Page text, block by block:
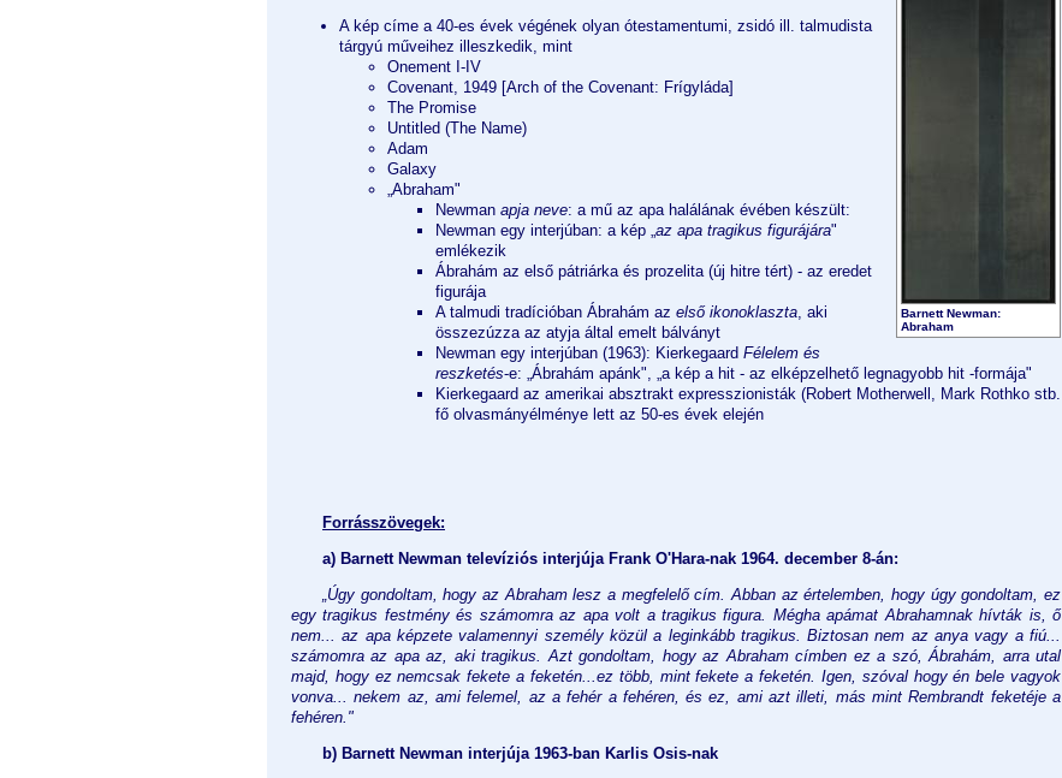
Barnett Newman:
Abraham
A kép címe a 40-es évek végének olyan ótestamentumi, zsidó ill. talmudista
tárgyú műveihez illeszkedik, mint
Onement I-IV
Covenant, 1949 [Arch of the Covenant: Frígyláda]
The Promise
Untitled (The Name)
Adam
Galaxy
„Abraham"
Newman apja neve: a mű az apa halálának évében készült:
Newman egy interjúban: a kép „ az apa tragikus figurájára"
emlékezik
Ábrahám az első pátriárka és prozelita (új hitre tért) - az eredet
figurája
A talmudi tradícióban Ábrahám az első ikonoklaszta , aki
összezúzza az atyja által emelt bálványt
Newman egy interjúban (1963): Kierkegaard Félelem és
reszketés-e: „Ábrahám apánk", „a kép a hit - az elképzelhető legnagyobb hit -formája"
Kierkegaard az amerikai absztrakt expresszionisták (Robert Motherwell, Mark Rothko stb.
fő olvasmányélménye lett az 50-es évek elején
Forrásszövegek:
a) Barnett Newman televíziós interjúja Frank O'Hara-nak 1964. december 8-án:
„Úgy gondoltam, hogy az Abraham lesz a megfelelő cím. Abban az értelemben, hogy úgy gondoltam, ez
egy tragikus festmény és számomra az apa volt a tragikus figura. Mégha apámat Abrahamnak hívták is, ő
nem... az apa képzete valamennyi személy közül a leginkább tragikus. Biztosan nem az anya vagy a fiú...
számomra az apa az, aki tragikus. Azt gondoltam, hogy az Abraham címben ez a szó, Ábrahám, arra utal
majd, hogy ez nemcsak fekete a feketén...ez több, mint fekete a feketén. Igen, szóval hogy én bele vagyok
vonva... nekem az, ami felemel, az a fehér a fehéren, és ez, ami azt illeti, más mint Rembrandt feketéje a
fehéren."
b) Barnett Newman interjúja 1963-ban Karlis Osis-nak